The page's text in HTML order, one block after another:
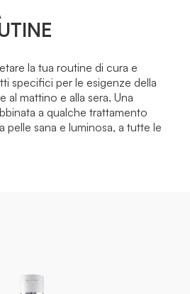
la tua routine di cura e
specifici per le esigenze della
al mattino e alla sera. Una
a qualche trattamento
pelle sana e luminosa, a tutte le